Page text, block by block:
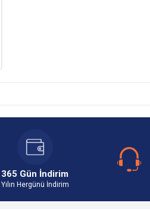
365 Gün İndirim
Yılın Hergünü İndirim